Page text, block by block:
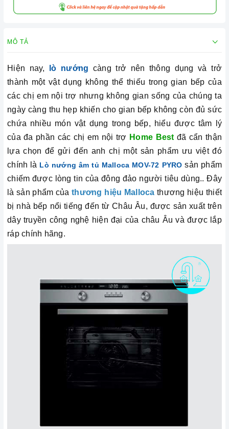
MÔ TẢ
Hiện nay, lò nướng càng trở nên thông dụng và trở
thành một vật dụng không thể thiếu trong gian bếp của
các chị em nội trợ nhưng không gian sống của chúng ta
ngày càng thu hẹp khiến cho gian bếp không còn đủ sức
chứa nhiều món vật dụng trong bếp, hiểu được tâm lý
của đa phần các chị em nội trợ Home Best đã cẩn thận
lựa chọn để gửi đến anh chị một sản phẩm ưu việt đó
chính là Lò nướng âm tủ Malloca MOV-72 PYRO sản phẩm
chiếm được lòng tin của đông đảo người tiêu dùng.. Đây
là sản phẩm củathương hiệu Malloca thương hiệu thiết
bị nhà bếp nổi tiếng đến từ Châu Âu, được sản xuất trên
dây truyền công nghệ hiện đại của châu Âu và được lắp
ráp chính hãng.